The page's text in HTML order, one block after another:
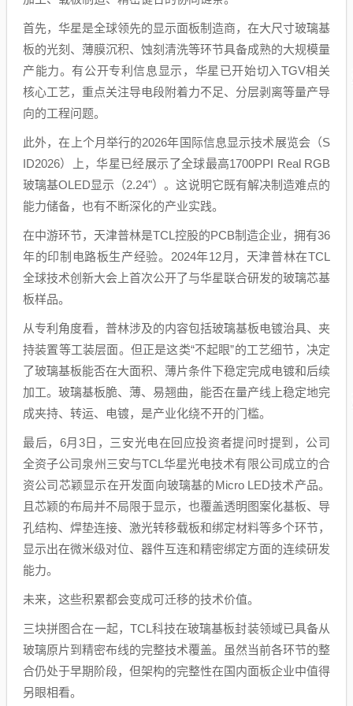
首先，华星是全球领先的显示面板制造商，在大尺寸玻璃基
板的光刻、薄膜沉积、蚀刻清洗等环节具备成熟的大规模量
产能力。有公开专利信息显示，华星已开始切入TGV相关
核心工艺，重点关注导电段附着力不足、分层剥离等量产导
向的工程问题。
此外，在上个月举行的2026年国际信息显示技术展览会（S
ID2026）上，华星已经展示了全球最高1700PPI Real RGB
玻璃基OLED显示（2.24"）。这说明它既有解决制造难点的
能力储备，也有不断深化的产业实践。
在中游环节，天津普林是TCL控股的PCB制造企业，拥有36
年的印制电路板生产经验。2024年12月，天津普林在TCL
全球技术创新大会上首次公开了与华星联合研发的玻璃芯基
板样品。
从专利角度看，普林涉及的内容包括玻璃基板电镀治具、夹
持装置等工装层面。但正是这类“不起眼”的工艺细节，决定
了玻璃基板能否在大面积、薄片条件下稳定完成电镀和后续
加工。玻璃基板脆、薄、易翘曲，能否在量产线上稳定地完
成夹持、转运、电镀，是产业化绕不开的门槛。
最后，6月3日，三安光电在回应投资者提问时提到，公司
全资子公司泉州三安与TCL华星光电技术有限公司成立的合
资公司芯颖显示在开发面向玻璃基的Micro LED技术产品。
且芯颖的布局并不局限于显示，也覆盖透明图案化基板、导
孔结构、焊垫连接、激光转移载板和绑定材料等多个环节，
显示出在微米级对位、器件互连和精密绑定方面的连续研发
能力。
未来，这些积累都会变成可迁移的技术价值。
三块拼图合在一起，TCL科技在玻璃基板封装领域已具备从
玻璃原片到精密布线的完整技术覆盖。虽然当前各环节的整
合仍处于早期阶段，但架构的完整性在国内面板企业中值得
另眼相看。